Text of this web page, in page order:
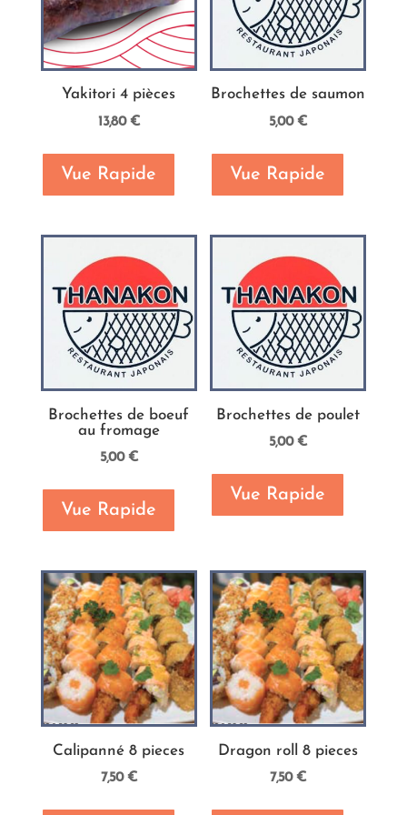
Yakitori 4 pièces
13,80€
Vue Rapide
Brochettes de saumon
5,00€
Vue Rapide
Brochettes de boeuf
au fromage
5,00€
Vue Rapide
Brochettes de poulet
5,00€
Vue Rapide
Calipanné 8 pieces
7,50€
Dragon roll 8 pieces
7,50€